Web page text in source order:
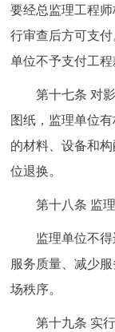
要经总监理工程
行审查后方可支
单位不予支付工程
第十七条 对影
图纸，监理单位
的材料、设备和
位退换。
第十八条 监理
监理单位不得
服务质量、减少
场秩序。
第十九条 实行